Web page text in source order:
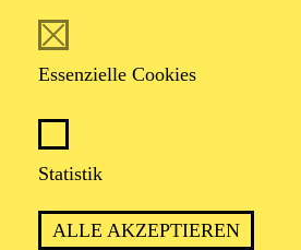
Essenzielle Cookies
Statistik
ALLE AKZEPTIEREN
Andrea
Pult des Staatsorchesters